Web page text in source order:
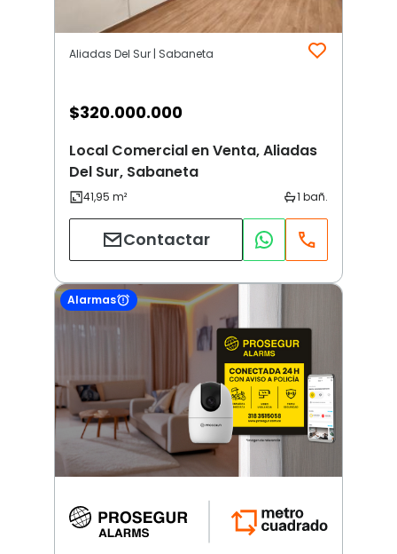
Aliadas Del Sur | Sabaneta
$320.000.000
Local Comercial en Venta, Aliadas
Del Sur, Sabaneta
Contactar
Alarmas